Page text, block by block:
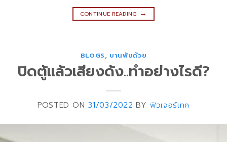
CONTINUE READING →
BLOGS, บานพับถ้วย
ปิดตู้แล้วเสียงดัง..ทำอย่างไรดี?
POSTED ON31/03/2022 BYฟิวเจอร์เทค